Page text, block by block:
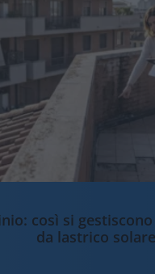
così si
da lastrico solare